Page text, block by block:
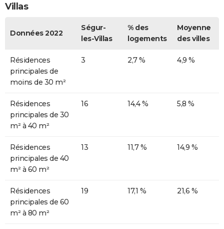
Villas
Données 2022
Ségur-
les-Villas
% des
logements
Moyenne
des villes
Résidences
principales de
moins de 30 m²
3 2,7 % 4,9 %
Résidences
principales de 30
m² à 40 m²
16 14,4 % 5,8 %
Résidences
principales de 40
m² à 60 m²
13 11,7 % 14,9 %
Résidences
principales de 60
m² à 80 m²
19 17,1 % 21,6 %